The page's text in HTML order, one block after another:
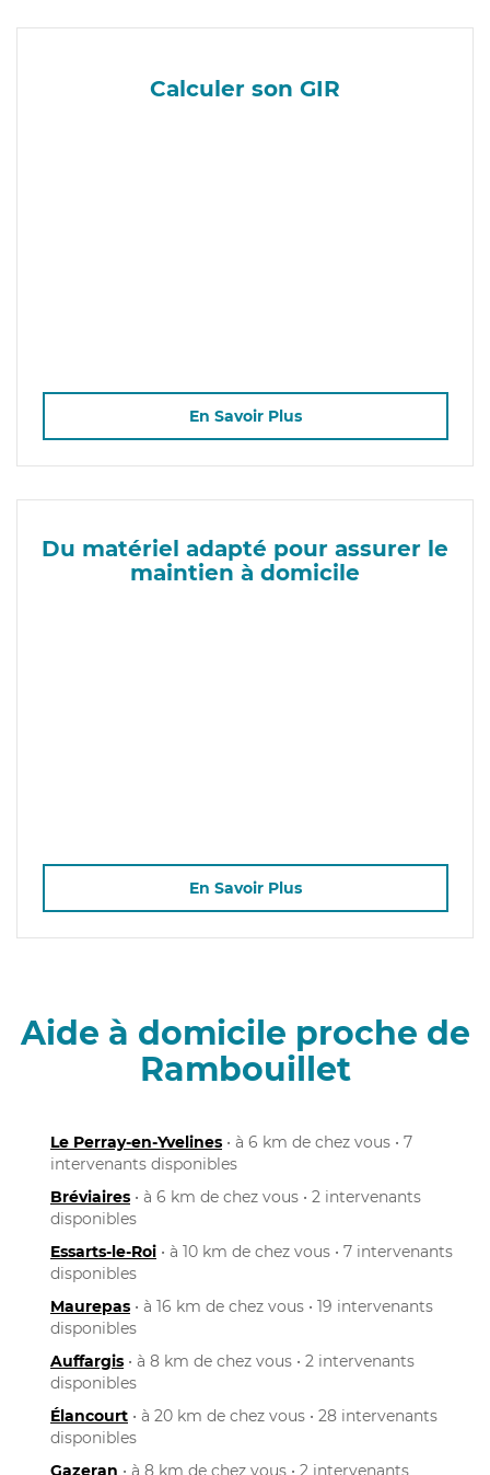
Calculer son GIR
En Savoir Plus
Du matériel adapté pour assurer le
maintien à domicile
En Savoir Plus
Aide à domicile proche de
Rambouillet
Le Perray-en-Yvelines • à 6 km de chez vous • 7
intervenants disponibles
Bréviaires • à 6 km de chez vous • 2 intervenants
disponibles
Essarts-le-Roi • à 10 km de chez vous • 7 intervenants
disponibles
Maurepas • à 16 km de chez vous • 19 intervenants
disponibles
Auffargis • à 8 km de chez vous • 2 intervenants
disponibles
Élancourt • à 20 km de chez vous • 28 intervenants
disponibles
Gazeran • à 8 km de chez vous • 2 intervenants